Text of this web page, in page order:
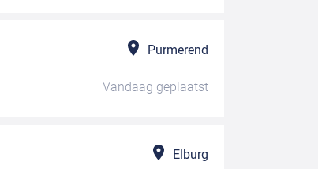
Purmerend
Vandaag geplaatst
Elburg